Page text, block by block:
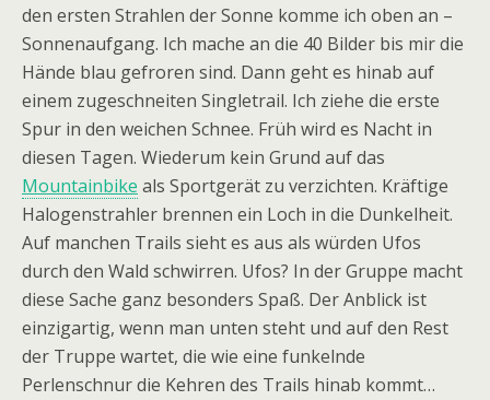
den ersten Strahlen der Sonne komme ich oben an –
Sonnenaufgang. Ich mache an die 40 Bilder bis mir die
Hände blau gefroren sind. Dann geht es hinab auf
einem zugeschneiten Singletrail. Ich ziehe die erste
Spur in den weichen Schnee. Früh wird es Nacht in
diesen Tagen. Wiederum kein Grund auf das
Mountainbike als Sportgerät zu verzichten. Kräftige
Halogenstrahler brennen ein Loch in die Dunkelheit.
Auf manchen Trails sieht es aus als würden Ufos
durch den Wald schwirren. Ufos? In der Gruppe macht
diese Sache ganz besonders Spaß. Der Anblick ist
einzigartig, wenn man unten steht und auf den Rest
der Truppe wartet, die wie eine funkelnde
Perlenschnur die Kehren des Trails hinab kommt…